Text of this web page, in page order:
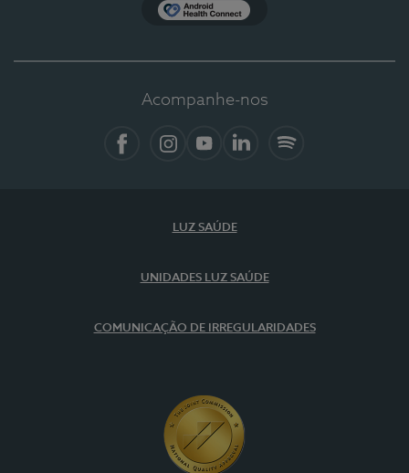
Acompanhe-nos
LUZ SAÚDE
UNIDADES LUZ SAÚDE
COMUNICAÇÃO DE IRREGULARIDADES